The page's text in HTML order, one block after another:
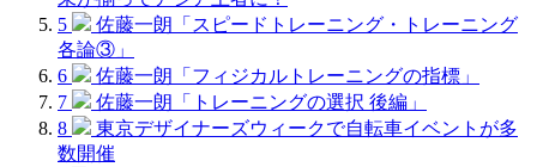
5
佐藤一朗「スピードトレーニング・トレーニング
各論③」
6
佐藤一朗「フィジカルトレーニングの指標」
7
佐藤一朗「トレーニングの選択 後編」
8
東京デザイナーズウィークで自転車イベントが多
数開催